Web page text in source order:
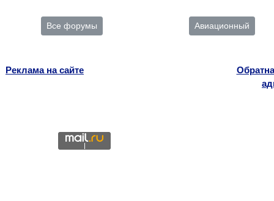
Все форумы Авиационный
Реклама на сайте